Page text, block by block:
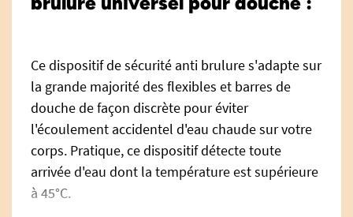
Ce dispositif de sécurité anti brulure s'adapte sur
la grande majorité des flexibles et barres de
douche de façon discrète pour éviter
l'écoulement accidentel d'eau chaude sur votre
corps. Pratique, ce dispositif détecte toute
arrivée d'eau dont la température est supérieure
à 45°C.